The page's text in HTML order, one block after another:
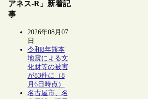
アネス-R」新着記
事
2026年08月07
日
令和8年熊本
地震による文
化財等の被害
が83件に（8
月6日時点）
名古屋市、名